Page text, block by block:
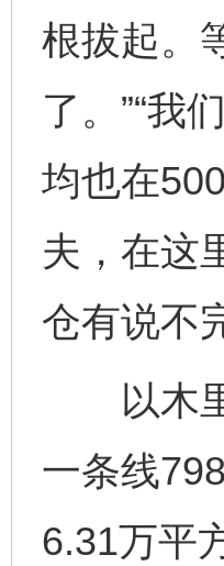
根拔起。
了。”“我
均也在
夫，在这
仓有说不
以木里
一条线
6.31万平